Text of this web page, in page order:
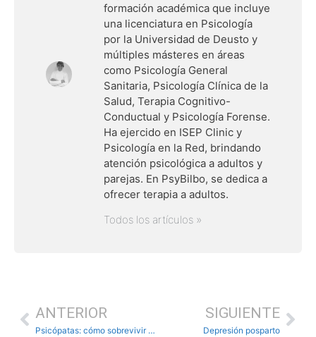
formación académica que incluye
una licenciatura en Psicología
por la Universidad de Deusto y
múltiples másteres en áreas
como Psicología General
Sanitaria, Psicología Clínica de la
Salud, Terapia Cognitivo-
Conductual y Psicología Forense.
Ha ejercido en ISEP Clinic y
Psicología en la Red, brindando
atención psicológica a adultos y
parejas. En PsyBilbo, se dedica a
ofrecer terapia a adultos.
Todos los artículos »
ANTERIOR
Psicópatas: cómo sobrevivir al mal
SIGUIENTE
Depresión posparto